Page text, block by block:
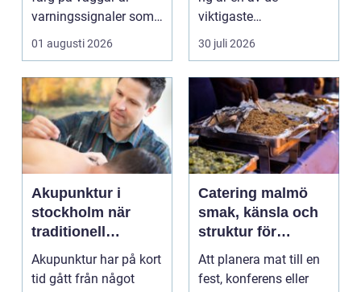
varningssignaler som
många villaägare i ...
01 augusti 2026
viktigaste
förutsättningarna för
en trygg och sä...
30 juli 2026
Akupunktur i
stockholm när
traditionell
kinesisk medicin
möter modern
Akupunktur har på kort
tid gått från något
Catering malmö
smak, känsla och
struktur för
lyckade event
Att planera mat till en
fest, konferens eller